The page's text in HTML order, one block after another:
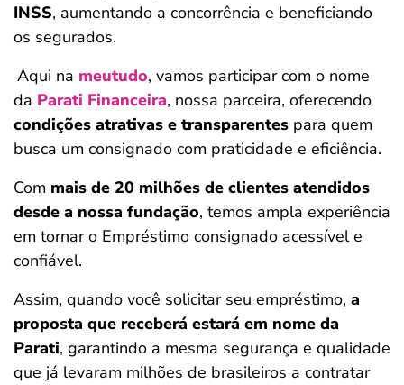
INSS, aumentando a concorrência e beneficiando
os segurados.
Aqui na meutudo, vamos participar com o nome
da Parati Financeira, nossa parceira, oferecendo
condições atrativas e transparentes para quem
busca um consignado com praticidade e eficiência.
Com mais de 20 milhões de clientes atendidos
desde a nossa fundação, temos ampla experiência
em tornar o Empréstimo consignado acessível e
confiável.
Assim, quando você solicitar seu empréstimo, a
proposta que receberá estará em nome da
Parati, garantindo a mesma segurança e qualidade
que já levaram milhões de brasileiros a contratar